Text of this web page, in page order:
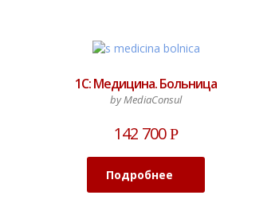
1С: Медицина. Больница
by MediaConsul
142 700Р
Подробнее